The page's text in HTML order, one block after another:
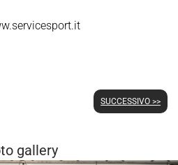
SUCCESSIVO >>
gallery